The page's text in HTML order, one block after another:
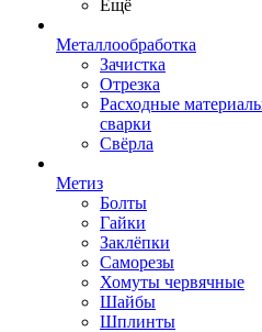
Ещё
Металлообработка
Зачистка
Отрезка
Расходные
сварки
Свёрла
Метиз
Болты
Гайки
Заклёпки
Саморезы
Хомуты червячные
Шайбы
Шплинты